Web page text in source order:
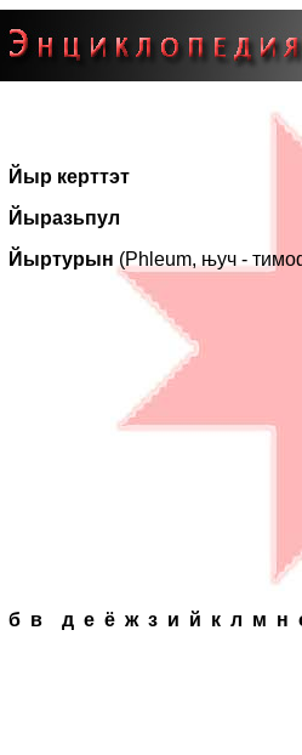
Йыр керттэт
Йыразьпул
Йыртурын (Phleum, њуч -
б в д e ё ж з и й к л м н